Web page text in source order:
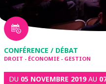
CONFÉRENCE / DÉBAT
DROIT - ÉCONOMIE - GESTION
DU 05 NOVEMBRE 2019AU